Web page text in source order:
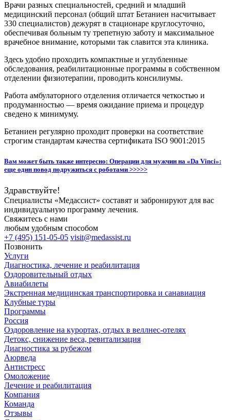
Врачи разных специальностей, средний и младший
медицинский персонал (общий штат Бетаниен насчитывает
330 специалистов) дежурят в стационаре круглосуточно,
обеспечивая больным ту трепетную заботу и максимальное
врачебное внимание, которыми так славится эта клиника.
Здесь удобно проходить компактные и углубленные
обследования, реабилитационные программы в собственном
отделении физиотерапии, проводить консилиумы.
Работа амбулаторного отделения отличается четкостью и
продуманностью — время ожидание приема и процедур
сведено к минимуму.
Бетаниен регулярно проходит проверки на соответствие
строгим стандартам качества сертификата ISO 9001:2015
Вам может быть также интересно: Операции для мужчин на «Da Vinci»:
еще один повод подружиться с роботами >>>>>
Здравствуйте!
Специалисты «Медассист» составят и забронируют для вас
индивидуальную программу лечения.
Свяжитесь с нами
любым удобным способом
+7 (495) 151-05-05 visit@medassist.ru
Позвонить
Услуги
Диагностика, лечение и реабилитация
Оздоровительный отдых
Авиабилеты
Экстренная медицинская транспортировка и санавиация
Клубные туры
Программы
Россия
Оздоровление на курортах, отдых в веллнес-отелях
Детокс, снижение веса, ревитализация
Диагностика за рубежом
Аюрведа
Антистресс
Омоложение
Лечение и реабилитация
Компания
Команда
Отзывы